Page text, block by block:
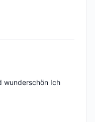
wunderschön Ich